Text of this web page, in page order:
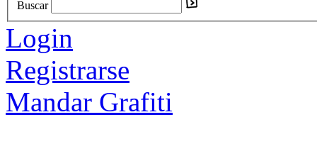
Buscar
Login
Registrarse
Mandar Grafiti